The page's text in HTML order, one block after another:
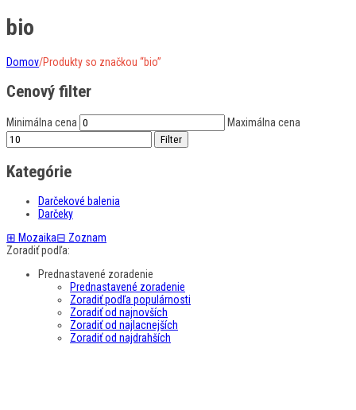
bio
Domov/Produkty so značkou “bio”
Cenový filter
Minimálna cena Maximálna cena
Filter
Kategórie
Darčekové balenia
Darčeky
⊞ Mozaika⊟ Zoznam
Zoradiť podľa:
Prednastavené zoradenie
Prednastavené zoradenie
Zoradiť podľa populárnosti
Zoradiť od najnovších
Zoradiť od najlacnejších
Zoradiť od najdrahších